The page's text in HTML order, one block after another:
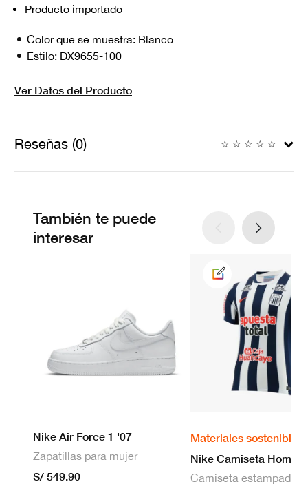
Producto importado
Color que se muestra: Blanco
Estilo: DX9655-100
Ver Datos del Producto
Reseñas (0) ☆ ☆ ☆ ☆ ☆
También te puede
interesar
Nike Air Force 1 '07
Zapatillas para mujer
S/ 549.90
Materiales sostenibles